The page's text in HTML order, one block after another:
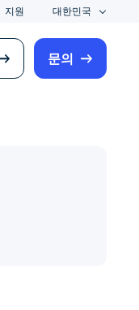
지원 대한민국
문의